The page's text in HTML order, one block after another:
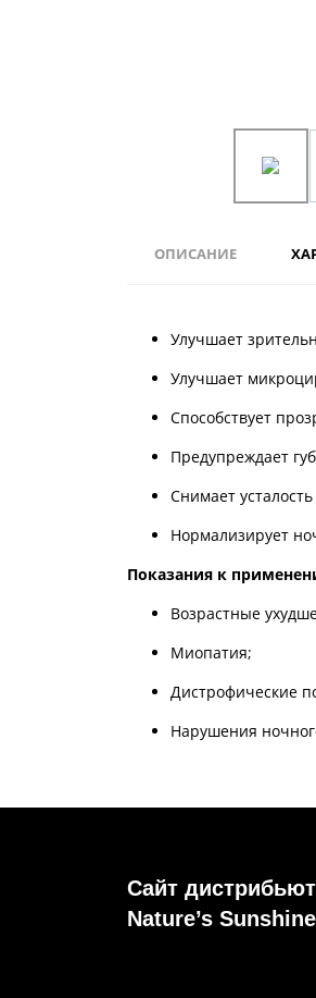
ОПИСАНИЕ
Улучшает
Улучшает
Способствует
Предупреждает
Снимает усталость
Нормализирует
Показания к
Возрастные
Миопатия;
Дистрофические
Нарушения
Сайт
Nature’s